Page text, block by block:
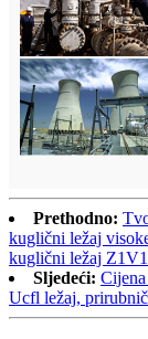
Prethodno:
kuglični ležaj
kuglični ležaj
Sljedeći:
Ucfl ležaj,